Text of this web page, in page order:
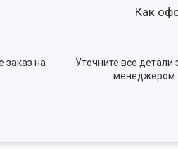
Как
заказ на
Уточните все детали
менеджером